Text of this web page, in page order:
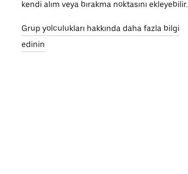
kendi alım veya bırakma noktasını ekleyebilir.
Grup yolculukları hakkında daha fazla bilgi
edinin